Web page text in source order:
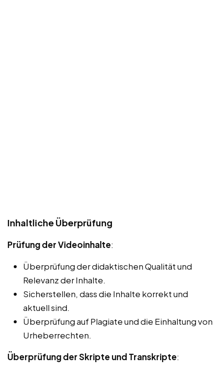
Inhaltliche Überprüfung
Prüfung der Videoinhalte:
Überprüfung der didaktischen Qualität und
Relevanz der Inhalte.
Sicherstellen, dass die Inhalte korrekt und
aktuell sind.
Überprüfung auf Plagiate und die Einhaltung von
Urheberrechten.
Überprüfung der Skripte und Transkripte: